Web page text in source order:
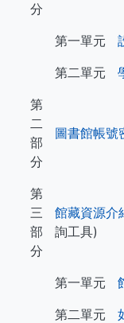
分
第一單元
第二單元
第
二
部
分
圖書館帳號
第
三
部
分
館藏資源介
詢工具)
第一單元
第二單元